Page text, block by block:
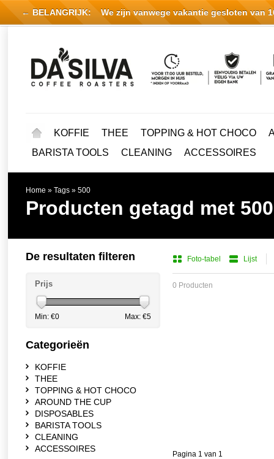
KOFFIE THEE TOPPING & HOT CHOCO
BARISTA TOOLS
CLEANING ACCESSOIRES
Home » Tags » 500
Producten getagd met 500
Foto-tabel Lijst
0 Producten
Pagina 1 van 1
De resultaten filteren
Prijs
Min: €0 Max: €5
Categorieën
KOFFIE
THEE
TOPPING & HOT CHOCO
AROUND THE CUP
DISPOSABLES
BARISTA TOOLS
CLEANING
ACCESSOIRES
← BELANGRIJK: We zijn vanwege vakantie gesloten van